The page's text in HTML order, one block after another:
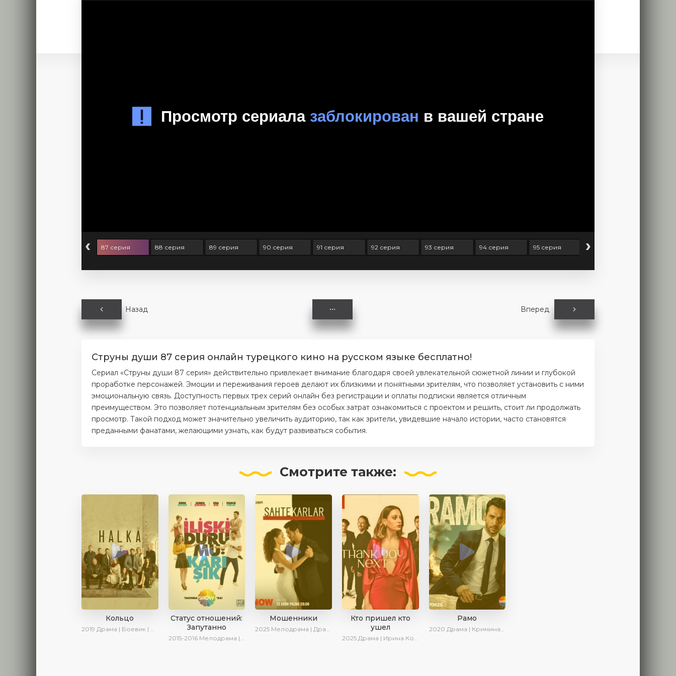
‹ 87 серия 88 серия 89 серия 90 серия 91 серия 92 серия 93 серия 94 серия 95 серия 96 серия
›
Назад Вперед
Струны души 87 серия онлайн турецкого кино на русском языке бесплатно!
Сериал «Струны души 87 серия» действительно привлекает внимание благодаря своей увлекательной сюжетной линии и глубокой
проработке персонажей. Эмоции и переживания героев делают их близкими и понятными зрителям, что позволяет установить с ними
эмоциональную связь. Доступность первых трех серий онлайн без регистрации и оплаты подписки является отличным
преимуществом. Это позволяет потенциальным зрителям без особых затрат ознакомиться с проектом и решить, стоит ли продолжать
просмотр. Такой подход может значительно увеличить аудиторию, так как зрители, увидевшие начало истории, часто становятся
преданными фанатами, желающими узнать, как будут развиваться события.
Смотрите также:
Кольцо
2019 Драма | Боевик | Криминал
Статус отношений:
Запутанно
2015-2016 Мелодрама | Комедия
Мошенники
2025 Мелодрама | Драма | Ирина Котова | AlisaDirilis | Новинки | Сериалы 2025
Кто пришел кто
ушел
2025 Драма | Ирина Котова | Новинки | Сериалы 2025
Рамо
2020 Драма | Криминал | SesDizi | Ирина Котова